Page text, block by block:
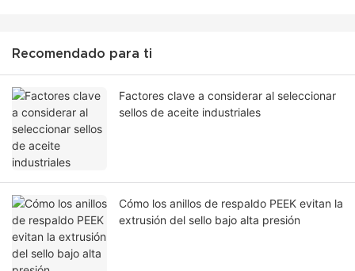
Recomendado para ti
Factores clave a considerar al seleccionar
sellos de aceite industriales
Cómo los anillos de respaldo PEEK evitan la
extrusión del sello bajo alta presión